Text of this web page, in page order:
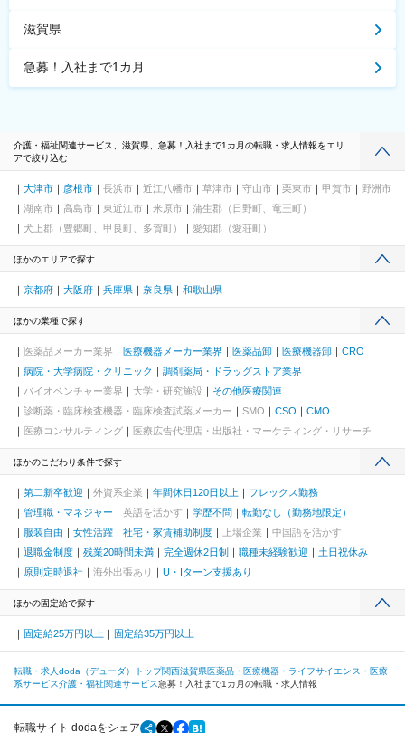
滋賀県
急募！入社まで1カ月
介護・福祉関連サービス、滋賀県、急募！入社まで1カ月の転職・求人情報をエリ
アで絞り込む
大津市 彦根市 長浜市 近江八幡市 草津市 守山市 栗東市 甲賀市
野洲市
湖南市
高島市 東近江市 米原市
蒲生郡（日野町、竜王町）
犬上郡（豊郷町、甲良町、多賀町）
愛知郡（愛荘町）
ほかのエリアで探す
京都府 大阪府 兵庫県 奈良県 和歌山県
ほかの業種で探す
医薬品メーカー業界 医療機器メーカー業界 医薬品卸 医療機器卸
CRO
病院・大学病院・クリニック
調剤薬局・ドラッグストア業界
バイオベンチャー業界
大学・研究施設
その他医療関連
診断薬・臨床検査機器・臨床検査試薬メーカー
SMO CSO
CMO
医療コンサルティング
医療広告代理店・出版社・マーケティング・リサーチ
ほかのこだわり条件で探す
第二新卒歓迎 外資系企業 年間休日120日以上
フレックス勤務
管理職・マネジャー
英語を活かす 学歴不問
転勤なし（勤務地限定）
服装自由
女性活躍 社宅・家賃補助制度 上場企業
中国語を活かす
退職金制度
残業20時間未満 完全週休2日制 職種未経験歓迎
土日祝休み
原則定時退社
海外出張あり U・Iターン支援あり
ほかの固定給で探す
固定給25万円以上 固定給35万円以上
転職・求人doda（デューダ）トップ関西滋賀県医薬品・医療機器・ライフサイエンス・医療
系サービス介護・福祉関連サービス急募！入社まで1カ月の転職・求人情報
転職サイト dodaをシェア